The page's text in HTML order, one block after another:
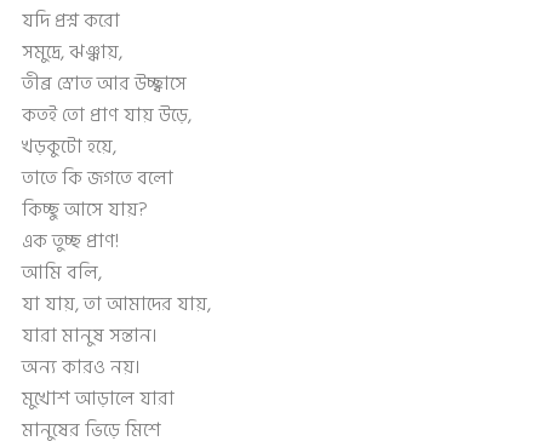
যদি প্রশ্ন করো
সমুদ্রে, ঝঞ্ঝায়,
তীব্র স্রোত আর উচ্ছ্বাসে
কতই তো প্রাণ যায় উড়ে,
খড়কুটো হয়ে,
তাতে কি জগতে বলো
কিচ্ছু আসে যায়?
এক তুচ্ছ প্রাণ!
আমি বলি,
যা যায়, তা আমাদের যায়,
যারা মানুষ সন্তান।
অন্য কারও নয়।
মুখোশ আড়ালে যারা
মানুষের ভিড়ে মিশে